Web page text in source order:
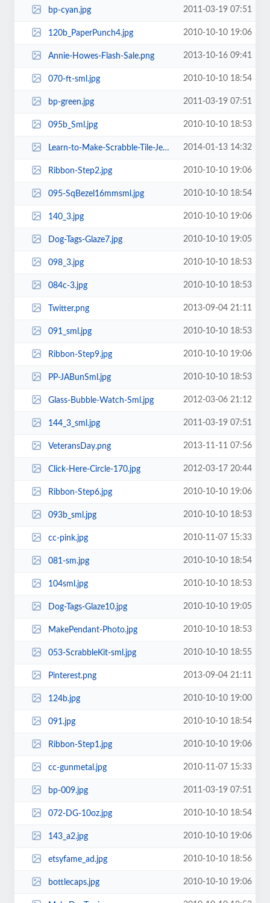
bp-cyan.jpg 2011-03-19 07:51
120b_PaperPunch4.jpg 2010-10-10 19:06
Annie-Howes-Flash-Sale.png 2013-10-16 09:41
070-ft-sml.jpg 2010-10-10 18:54
bp-green.jpg 2011-03-19 07:51
095b_Sml.jpg 2010-10-10 18:53
Learn-to-Make-Scrabble-Tile-Jewelry.jpg 2014-01-13 14:32
Ribbon-Step2.jpg 2010-10-10 19:06
095-SqBezel16mmsml.jpg 2010-10-10 18:54
140_3.jpg 2010-10-10 19:06
Dog-Tags-Glaze7.jpg 2010-10-10 19:05
098_3.jpg 2010-10-10 18:53
084c-3.jpg 2010-10-10 18:53
Twitter.png 2013-09-04 21:11
091_sml.jpg 2010-10-10 18:53
Ribbon-Step9.jpg 2010-10-10 19:06
PP-JABunSml.jpg 2010-10-10 18:53
Glass-Bubble-Watch-Sml.jpg 2012-03-06 21:12
144_3_sml.jpg 2011-03-19 07:51
VeteransDay.png 2013-11-11 07:56
Click-Here-Circle-170.jpg 2012-03-17 20:44
Ribbon-Step6.jpg 2010-10-10 19:06
093b_sml.jpg 2010-10-10 18:53
cc-pink.jpg 2010-11-07 15:33
081-sm.jpg 2010-10-10 18:54
104sml.jpg 2010-10-10 18:53
Dog-Tags-Glaze10.jpg 2010-10-10 19:05
MakePendant-Photo.jpg 2010-10-10 18:53
053-ScrabbleKit-sml.jpg 2010-10-10 18:55
Pinterest.png 2013-09-04 21:11
124b.jpg 2010-10-10 19:00
091.jpg 2010-10-10 18:54
Ribbon-Step1.jpg 2010-10-10 19:06
cc-gunmetal.jpg 2010-11-07 15:33
bp-009.jpg 2011-03-19 07:51
072-DG-10oz.jpg 2010-10-10 18:54
143_a2.jpg 2010-10-10 19:06
etsyfame_ad.jpg 2010-10-10 18:56
bottlecaps.jpg 2010-10-10 19:06